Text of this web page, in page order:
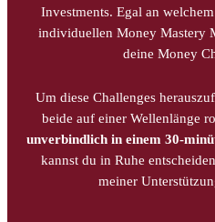
Investments. Egal an
individuellen Money Mastery
deine Money
Um diese Challenges
beide auf einer Wellenlänge
unverbindlich in einem 30-
kannst du in Ruhe
meiner